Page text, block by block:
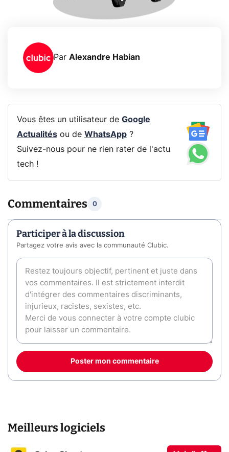
Par Alexandre Habian
Vous êtes un utilisateur de Google
Actualitésou de WhatsApp?
Suivez-nous pour ne rien rater de l'actu
tech !
Commentaires 0
Participer à la discussion
Partagez votre avis avec la communauté Clubic.
Poster mon commentaire
Meilleurs logiciels